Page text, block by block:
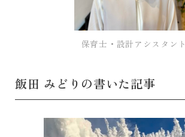
保育士・設計アシスタント
飯田 みどりの書いた記事